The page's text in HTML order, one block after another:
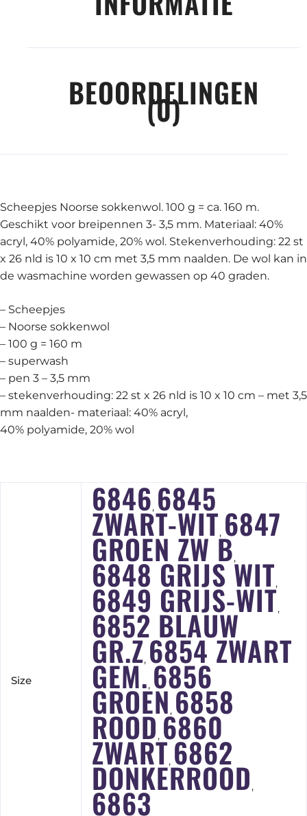
BEOORDELINGEN
(0)
Scheepjes Noorse sokkenwol. 100 g = ca. 160 m.
Geschikt voor breipennen 3- 3,5 mm. Materiaal: 40%
acryl, 40% polyamide, 20% wol. Stekenverhouding: 22 st
x 26 nld is 10 x 10 cm met 3,5 mm naalden. De wol kan in
de wasmachine worden gewassen op 40 graden.
– Scheepjes
– Noorse sokkenwol
– 100 g = 160 m
– superwash
– pen 3 – 3,5 mm
– stekenverhouding: 22 st x 26 nld is 10 x 10 cm – met 3,5
mm naalden- materiaal: 40% acryl,
40% polyamide, 20% wol
Size
6846, 6845
ZWART-WIT, 6847
GROEN ZW B,
6848 GRIJS WIT,
6849 GRIJS-WIT,
6852 BLAUW
GR.Z, 6854 ZWART
GEM., 6856
GROEN , 6858
ROOD, 6860
ZWART, 6862
DONKERROOD ,
6863